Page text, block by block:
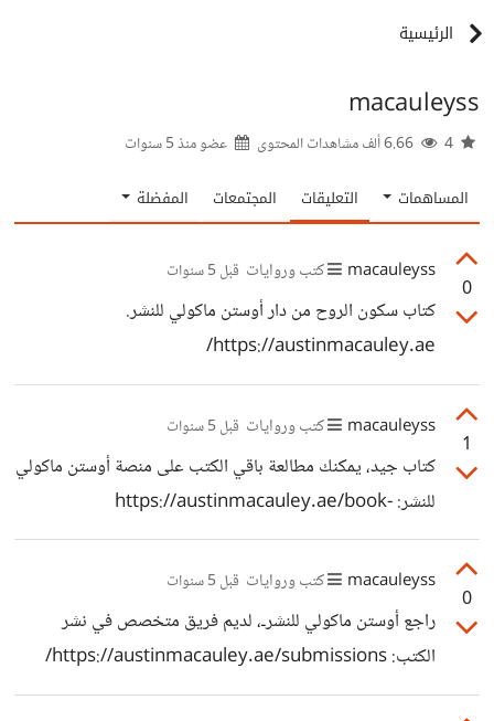
الرئيسية
macauleyss
عضو منذ5 سنوات
المساهمات التعليقات المجتمعات المفضلة
0
macauleyss كتب وروايات قبل 5 سنوات
كتاب سكون الروح من دار أوستن ماكولي للنشر.
https://austinmacauley.ae/
1
macauleyss كتب وروايات قبل 5 سنوات
كتاب جيد، يمكنك مطالعة باقي الكتب على منصة أوستن ماكولي
للنشر: https://austinmacauley.ae/book-
genres/non-fiction/
0
macauleyss كتب وروايات قبل 5 سنوات
راجع أوستن ماكولي للنشرـ، لديم فريق متخصص في نشر
الكتب: https://austinmacauley.ae/submissions/